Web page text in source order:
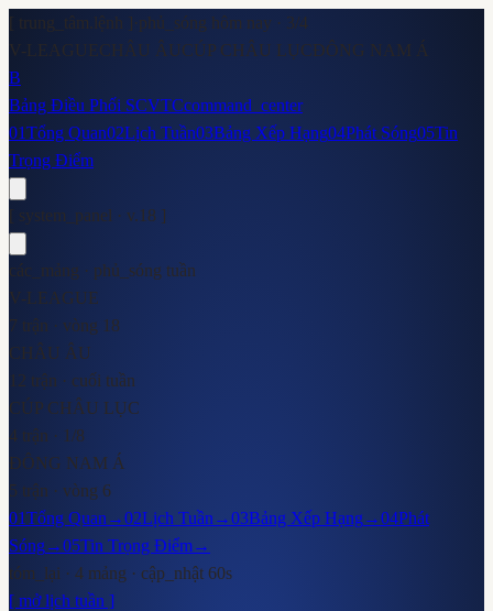
[ trung_tâm.lệnh ]·phủ_sóng hôm nay · 3/4
V-LEAGUECHÂU ÂUCÚP CHÂU LỤCĐÔNG NAM Á
B
Bảng Điều Phối SCVTCcommand_center
01Tổng Quan02Lịch Tuần03Bảng Xếp Hạng04Phát Sóng05Tin
Trọng Điểm
[ system_panel · v.18 ]
các_mảng · phủ_sóng tuần
V-LEAGUE
7 trận · vòng 18
CHÂU ÂU
12 trận · cuối tuần
CÚP CHÂU LỤC
4 trận · 1/8
ĐÔNG NAM Á
5 trận · vòng 6
01Tổng Quan →02Lịch Tuần →03Bảng Xếp Hạng →04Phát
Sóng →05Tin Trọng Điểm→
tóm_lại · 4 mảng · cập_nhật 60s
[ mở lịch tuần ]